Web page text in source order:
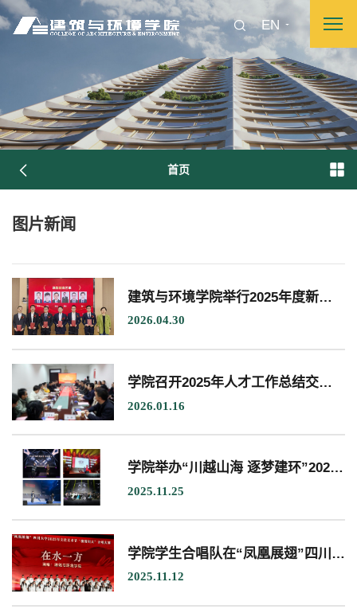
EN
图片新闻
院长致词 学院简介 现任领导 各系介绍
院党委 院行政
教学科研岗 行政管理岗 教学思政岗
本科教育 研究生教育
科研概况 学术动态 科研平台 科研办事流程
首页
图片新闻
建筑与环境学院举行2025年度新晋副高级专业技术职务聘任仪式
2026.04.30
学院召开2025年人才工作总结交流会暨2026年人才工作布置会
2026.01.16
学院举办“川越山海 逐梦建环”2025年迎新晚会
2025.11.25
学院学生合唱队在“凤凰展翅”四川大学2025年文化艺术节“激情川大”合唱大赛中载誉而归
2025.11.12